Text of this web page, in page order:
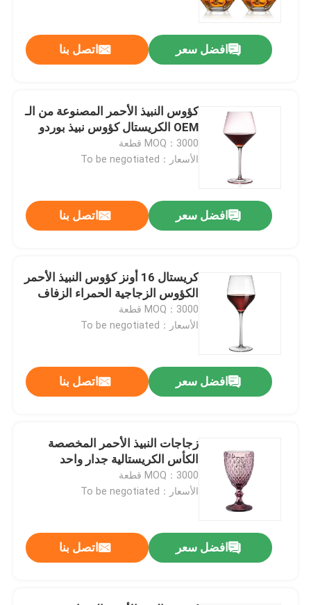
ضبط الجودة
اتصل بنا
طلب اقتباس
زجاجات زجاجية
أكواب زجاجية
غطاء الزجاجة
أدوات الزجاج المنزلية
افضل سعر اتصل بنا
كؤوس النبيذ الأحمر المصنوعة من الـ
OEM الكريستال كؤوس نبيذ بوردو
MOQ：3000 قطعة
الأسعار：To be negotiated
افضل سعر اتصل بنا
كريستال 16 أونز كؤوس النبيذ الأحمر
الكؤوس الزجاجية الحمراء الزفاف
MOQ：3000 قطعة
الأسعار：To be negotiated
افضل سعر اتصل بنا
زجاجات النبيذ الأحمر المخصصة
الكأس الكريستالية جدار واحد
MOQ：3000 قطعة
الأسعار：To be negotiated
افضل سعر اتصل بنا